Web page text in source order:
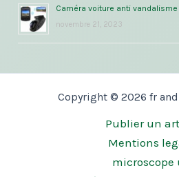
Caméra voiture anti
novembre 21, 2023
Copyright © 2026 fr
Publier un
Mentions
microscope